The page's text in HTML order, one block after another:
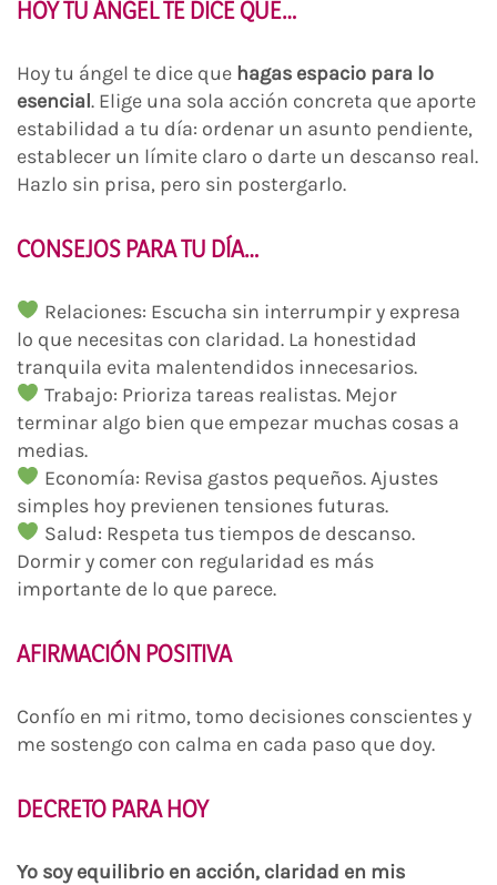
HOY TU ÁNGEL TE DICE QUE…
Hoy tu ángel te dice que hagas espacio para lo
esencial. Elige una sola acción concreta que aporte
estabilidad a tu día: ordenar un asunto pendiente,
establecer un límite claro o darte un descanso real.
Hazlo sin prisa, pero sin postergarlo.
CONSEJOS PARA TU DÍA…
Relaciones: Escucha sin interrumpir y expresa
lo que necesitas con claridad. La honestidad
tranquila evita malentendidos innecesarios.
Trabajo: Prioriza tareas realistas. Mejor
terminar algo bien que empezar muchas cosas a
medias.
Economía: Revisa gastos pequeños. Ajustes
simples hoy previenen tensiones futuras.
Salud: Respeta tus tiempos de descanso.
Dormir y comer con regularidad es más
importante de lo que parece.
AFIRMACIÓN POSITIVA
Confío en mi ritmo, tomo decisiones conscientes y
me sostengo con calma en cada paso que doy.
DECRETO PARA HOY
Yo soy equilibrio en acción, claridad en mis